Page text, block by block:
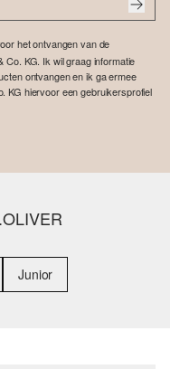
het ontvangen van de
KG. Ik wil graag informatie
ontvangen en ik ga ermee
KG hiervoor een gebruikersprofiel
Junior